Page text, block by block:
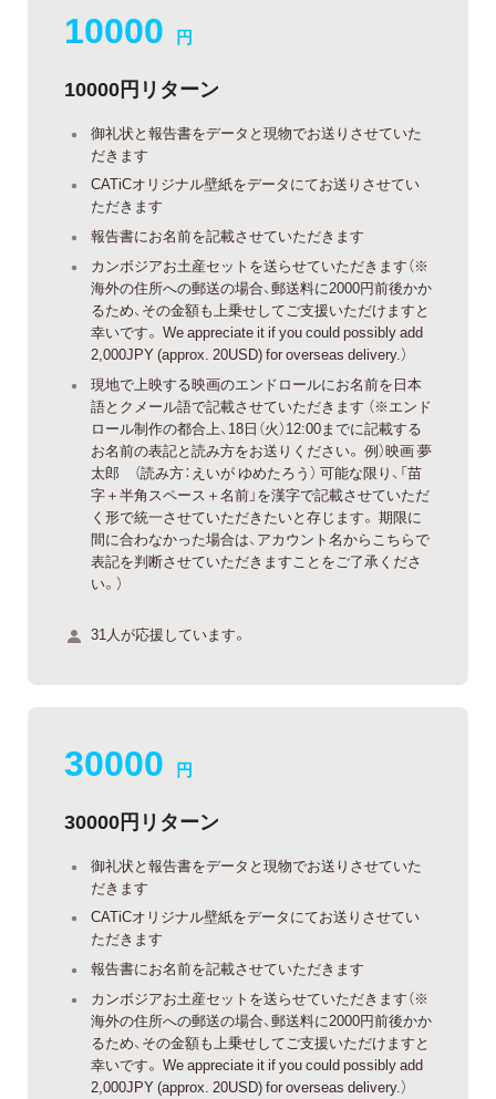
10000 円
10000円リターン
御礼状と報告書をデータと現物でお送りさせていた
だきます
CATiCオリジナル壁紙をデータにてお送りさせてい
ただきます
報告書にお名前を記載させていただきます
カンボジアお土産セットを送らせていただきます（※
海外の住所への郵送の場合、郵送料に2000円前後かか
るため、その金額も上乗せしてご支援いただけますと
幸いです。 We appreciate it if you could possibly add
2,000JPY (approx. 20USD) for overseas delivery.）
現地で上映する映画のエンドロールにお名前を日本
語とクメール語で記載させていただきます （※エンド
ロール制作の都合上、18日（火）12:00までに記載する
お名前の表記と読み方をお送りください。 例）映画 夢
太郎 （読み方：えいが ゆめたろう） 可能な限り、「苗
字＋半角スペース＋名前」を漢字で記載させていただ
く形で統一させていただきたいと存じます。 期限に
間に合わなかった場合は、アカウント名からこちらで
表記を判断させていただきますことをご了承くださ
い。）
31人が応援しています。
30000 円
30000円リターン
御礼状と報告書をデータと現物でお送りさせていた
だきます
CATiCオリジナル壁紙をデータにてお送りさせてい
ただきます
報告書にお名前を記載させていただきます
カンボジアお土産セットを送らせていただきます（※
海外の住所への郵送の場合、郵送料に2000円前後かか
るため、その金額も上乗せしてご支援いただけますと
幸いです。 We appreciate it if you could possibly add
2,000JPY (approx. 20USD) for overseas delivery.）